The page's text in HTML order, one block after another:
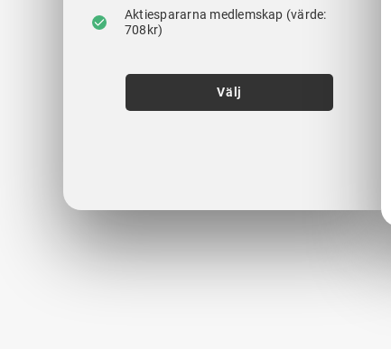
Aktiespararna medlemskap (värde:
708kr)
Välj